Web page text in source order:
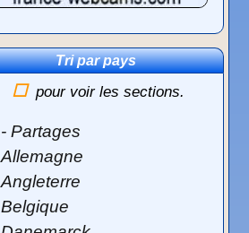
Tri par pays
pour voir les sections.
- Partages
Allemagne
Angleterre
Belgique